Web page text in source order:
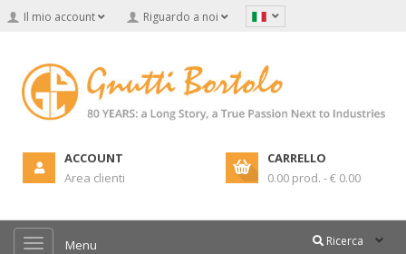
Il mio account Riguardo a noi
ACCOUNT
Area clienti
CARRELLO
0.00 prod. - € 0.00
Menu Ricerca